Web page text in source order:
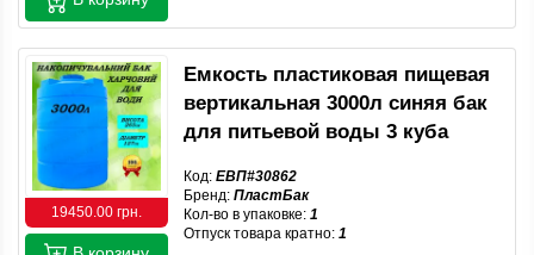
19450.00 грн.
Емкость пластиковая пищевая
вертикальная 3000л синяя бак
для питьевой воды 3 куба
Код: ЕВП#30862
Бренд: ПластБак
Кол-во в упаковке: 1
Отпуск товара кратно: 1